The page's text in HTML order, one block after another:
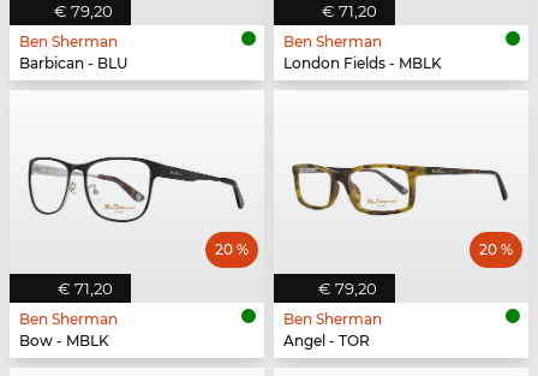
€ 79,20
Ben Sherman
Barbican - BLU
€ 71,20
Ben Sherman
London Fields - MBLK
€ 71,20
20 %
Ben Sherman
Bow - MBLK
€ 79,20
20 %
Ben Sherman
Angel - TOR